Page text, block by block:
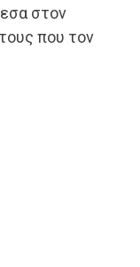
στον
που τον